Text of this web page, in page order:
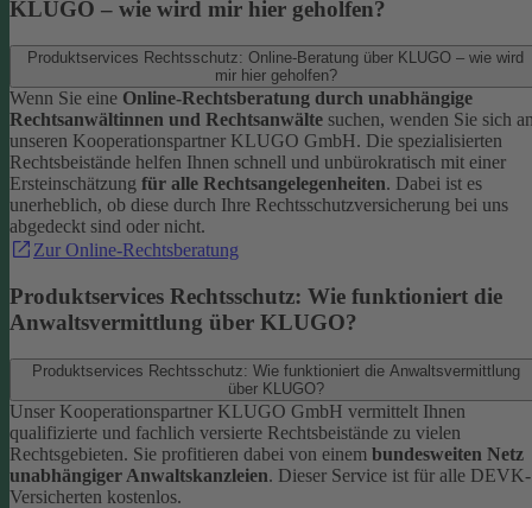
KLUGO – wie wird mir hier geholfen?
Produktservices Rechtsschutz: Online-Beratung über KLUGO – wie wird
mir hier geholfen?
Wenn Sie eine Online-Rechtsberatung durch unabhängige
Rechtsanwältinnen und Rechtsanwälte suchen, wenden Sie sich
unseren Kooperationspartner KLUGO GmbH. Die spezialisierten
Rechtsbeistände helfen Ihnen schnell und unbürokratisch mit einer
Ersteinschätzung für alle Rechtsangelegenheiten. Dabei ist es
unerheblich, ob diese durch Ihre Rechtsschutzversicherung bei uns
abgedeckt sind oder nicht.
Zur Online-Rechtsberatung
Produktservices Rechtsschutz: Wie funktioniert die
Anwaltsvermittlung über KLUGO?
Produktservices Rechtsschutz: Wie funktioniert die Anwaltsvermittlung
über KLUGO?
Unser Kooperationspartner KLUGO GmbH vermittelt Ihnen
qualifizierte und fachlich versierte Rechtsbeistände zu vielen
Rechtsgebieten. Sie profitieren dabei von einem bundesweiten Netz
unabhängiger Anwaltskanzleien. Dieser Service ist für alle DEVK-
Versicherten kostenlos.